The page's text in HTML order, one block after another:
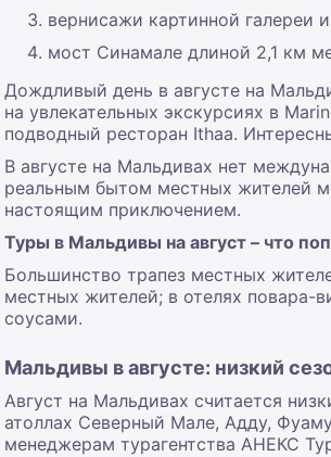
вернисажи картинной галереи
мост Синамале длиной 2,1 км
Дождливый день в августе на
на увлекательных экскурсиях в
подводный ресторан Ithaa.
В августе на Мальдивах нет
реальным бытом местных жителей
настоящим приключением.
Туры в Мальдивы на август – что
Большинство трапез местных
местных жителей; в отелях повара-
соусами.
Мальдивы в августе: низкий
Август на Мальдивах считается
атоллах Северный Мале, Адду,
менеджерам турагентства АНЕКС